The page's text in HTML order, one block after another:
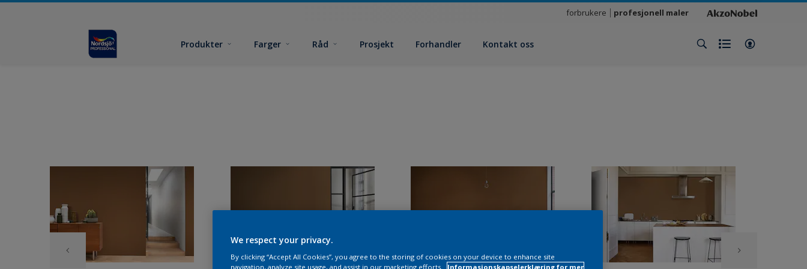
forbrukere profesjonell maler
Produkter Farger Råd Prosjekt Forhandler Kontakt oss
We respect your privacy.
By clicking “Accept All Cookies”, you agree to the storing of cookies on your device to enhance site
navigation, analyze site usage, and assist in our marketing efforts.
Informasjonskapselerklæring for mer